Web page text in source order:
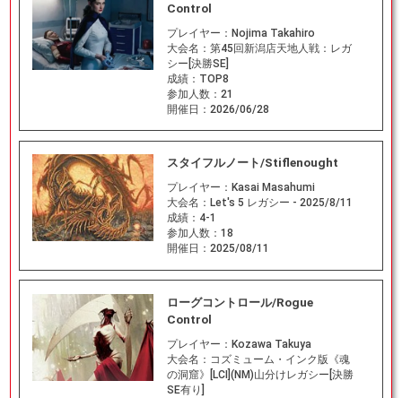
Control
プレイヤー： Nojima Takahiro
大会名： 第45回新潟店天地人戦：レガ
シー[決勝SE]
成績： TOP8
参加人数： 21
開催日： 2026/06/28
スタイフルノート/Stiflenought
プレイヤー： Kasai Masahumi
大会名： Let's 5 レガシー - 2025/8/11
成績： 4-1
参加人数： 18
開催日： 2025/08/11
ローグコントロール/Rogue
Control
プレイヤー： Kozawa Takuya
大会名： コズミューム・インク版《魂
の洞窟》[LCI](NM)山分けレガシー[決勝
SE有り]